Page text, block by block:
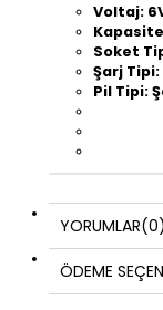
Voltaj:
Soket
Şarj Tipi:
Pil Tipi:
YORUMLAR(0)
ÖDEME